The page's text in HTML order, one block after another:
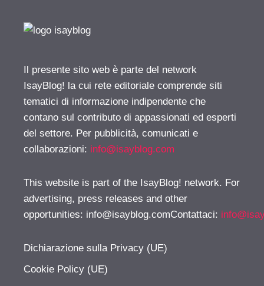
Il presente sito web è parte del network
IsayBlog! la cui rete editoriale comprende siti
tematici di informazione indipendente che
contano sul contributo di appassionati ed esperti
del settore. Per pubblicità, comunicati e
collaborazioni: info@isayblog.com
This website is part of the IsayBlog! network. For
advertising, press releases and other
opportunities: info@isayblog.comContattaci:
Dichiarazione sulla Privacy (UE)
Cookie Policy (UE)